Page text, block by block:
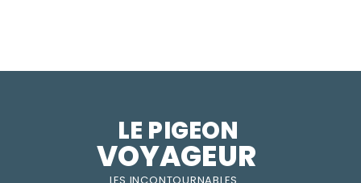
LE PIGEON
VOYAGEUR